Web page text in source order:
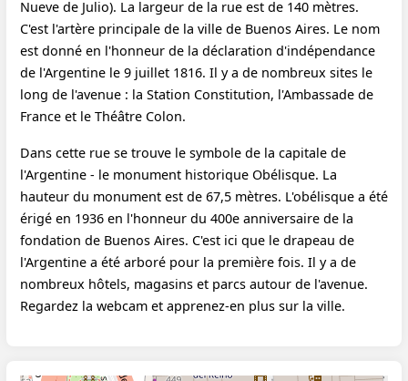
Nueve de Julio). La largeur de la rue est de 140 mètres.
C'est l'artère principale de la ville de Buenos Aires. Le nom
est donné en l'honneur de la déclaration d'indépendance
de l'Argentine le 9 juillet 1816. Il y a de nombreux sites le
long de l'avenue : la Station Constitution, l'Ambassade de
France et le Théâtre Colon.
Dans cette rue se trouve le symbole de la capitale de
l'Argentine - le monument historique Obélisque. La
hauteur du monument est de 67,5 mètres. L'obélisque a été
érigé en 1936 en l'honneur du 400e anniversaire de la
fondation de Buenos Aires. C'est ici que le drapeau de
l'Argentine a été arboré pour la première fois. Il y a de
nombreux hôtels, magasins et parcs autour de l'avenue.
Regardez la webcam et apprenez-en plus sur la ville.